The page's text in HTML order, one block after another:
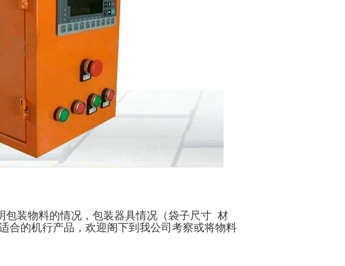
包装物料的情况，包装器具情况（袋子尺寸 材
合的机行产品，欢迎阁下到我公司考察或将物料